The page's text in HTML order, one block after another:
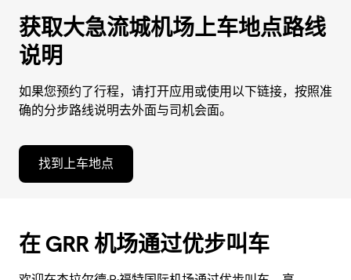
获取大急流城机场上车地点路线
说明
如果您预约了行程，请打开应用或使用以下链接，按照准
确的分步路线说明去外面与司机会面。
找到上车地点
在 GRR 机场通过优步叫车